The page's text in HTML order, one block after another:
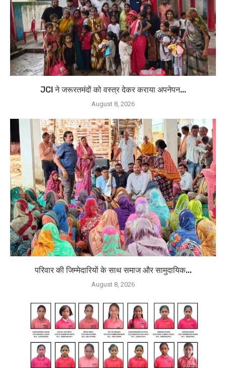
JCI ने जरूरतमंदों को वस्त्र देकर कराया अपनेपन...
August 8, 2026
परिवार की जिम्मेदारियों के साथ समाज और सामुदायिक...
August 8, 2026